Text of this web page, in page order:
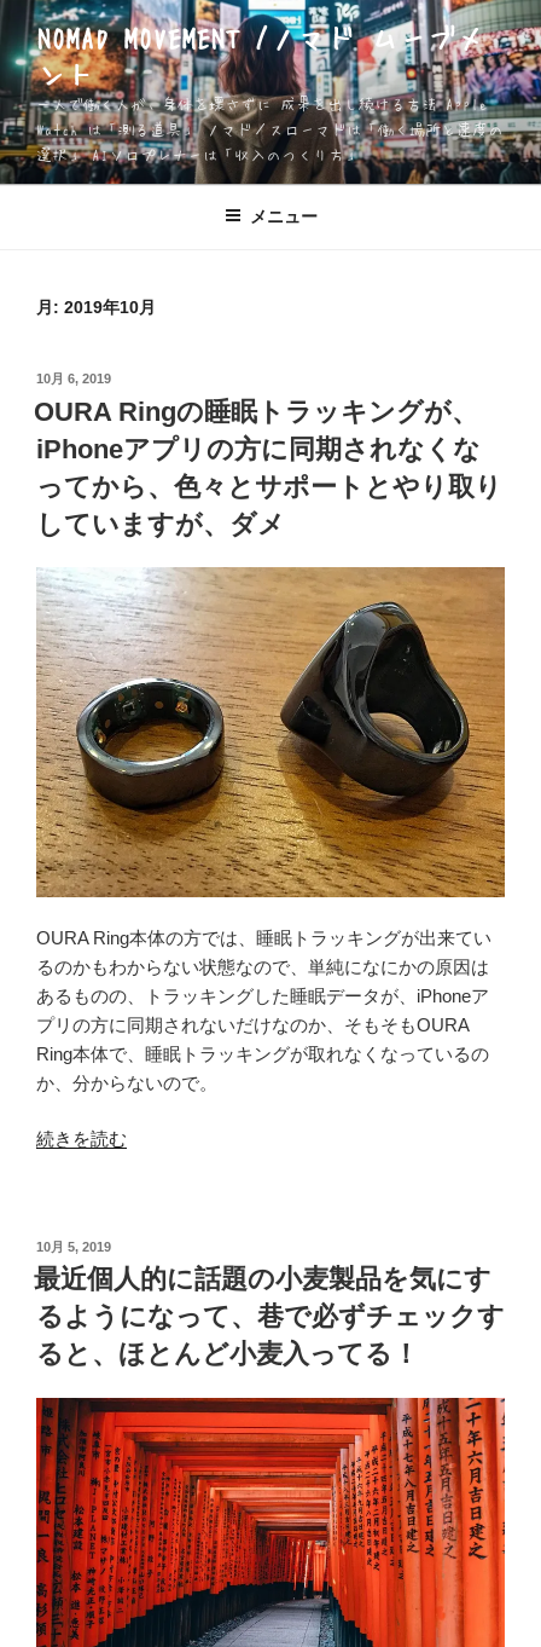
ン
テ
ン
ツ
へ
ス
NOMAD MOVEMENT /ノマド ムーブメ
ント
一人で働く人が、身体を壊さずに 成果を出し続ける方法 Apple
Watch は「測る道具」 ノマド／スローマドは「働く場所と速度の
選択」 AIソロプレナーは「収入のつくり方」
メニュー
月: 2019年10月
投
日:
10月 6, 2019
OURA Ringの睡眠トラッキングが、
iPhoneアプリの方に同期されなくな
ってから、色々とサポートとやり取り
していますが、ダメ
OURA Ring本体の方では、睡眠トラッキングが出来てい
るのかもわからない状態なので、単純になにかの原因は
あるものの、トラッキングした睡眠データが、iPhoneア
プリの方に同期されないだけなのか、そもそもOURA
Ring本体で、睡眠トラッキングが取れなくなっているの
か、分からないので。
“OURA
眠
ト
ラ
ッ
キ
ン
グ
が、
iPhone
ア
プ
リ
の
方
続きを読む
投
稿
日:
10月 5, 2019
最近個人的に話題の小麦製品を気にす
るようになって、巷で必ずチェックす
ると、ほとんど小麦入ってる！